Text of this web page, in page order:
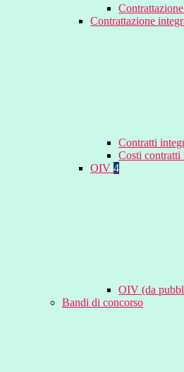
Contrattazione
Contratti
Costi contratti
OIV 4
OIV (da
Bandi di concorso